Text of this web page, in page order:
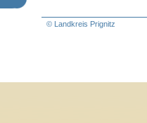
© Landkreis Prignitz